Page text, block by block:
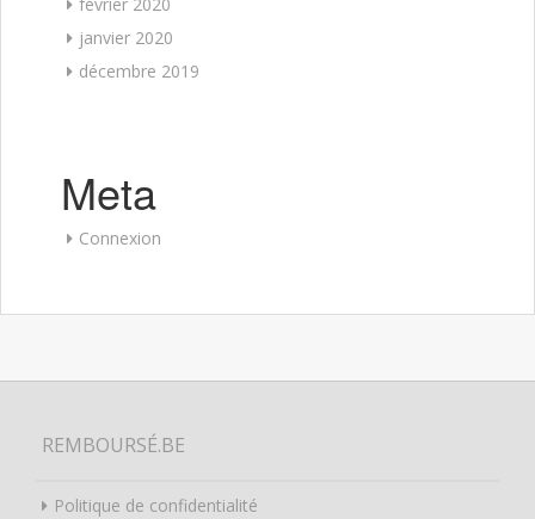
janvier 2020
décembre 2019
Meta
Connexion
REMBOURSÉ.BE
Politique de confidentialité